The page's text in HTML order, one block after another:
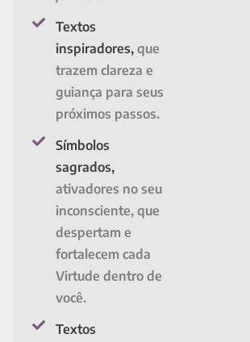
Textos
inspiradores, que
trazem clareza e
guiança para seus
próximos passos.
Símbolos
sagrados,
ativadores no seu
inconsciente, que
despertam e
fortalecem cada
Virtude dentro de
você.
Textos